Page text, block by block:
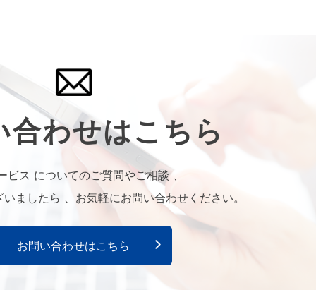
続きを読む
続きを読む
合わせはこちら
ビス についてのご質問やご相談 、
ましたら 、お気軽にお問い合わせください。
お問い合わせはこちら